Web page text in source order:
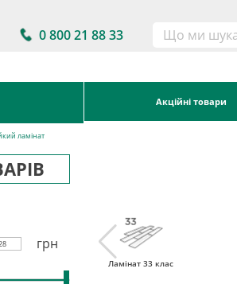
0 800 21 88 33
Акційні товари
ламінат
грн
Ламінат 33 клас